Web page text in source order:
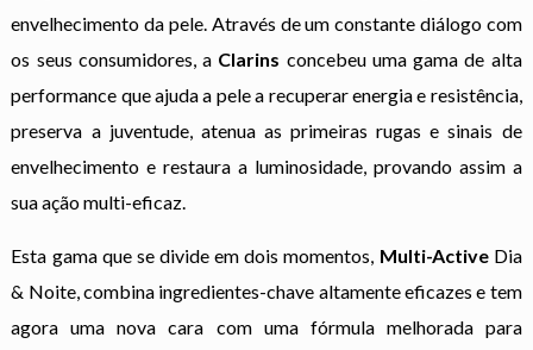
envelhecimento da pele. Através de um constante diálogo com
os seus consumidores, a Clarins concebeu uma gama de alta
performance que ajuda a pele a recuperar energia e resistência,
preserva a juventude, atenua as primeiras rugas e sinais de
envelhecimento e restaura a luminosidade, provando assim a
sua ação multi-eficaz.
Esta gama que se divide em dois momentos, Multi-ActiveDia
& Noite, combina ingredientes-chave altamente eficazes e tem
agora uma nova cara com uma fórmula melhorada para